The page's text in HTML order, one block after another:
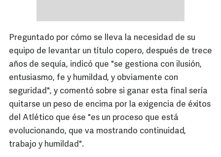
Preguntado por cómo se lleva la necesidad de su
equipo de levantar un título copero, después de trece
años de sequía, indicó que "se gestiona con ilusión,
entusiasmo, fe y humildad, y obviamente con
seguridad", y comentó sobre si ganar esta final sería
quitarse un peso de encima por la exigencia de éxitos
del Atlético que ése "es un proceso que está
evolucionando, que va mostrando continuidad,
trabajo y humildad".